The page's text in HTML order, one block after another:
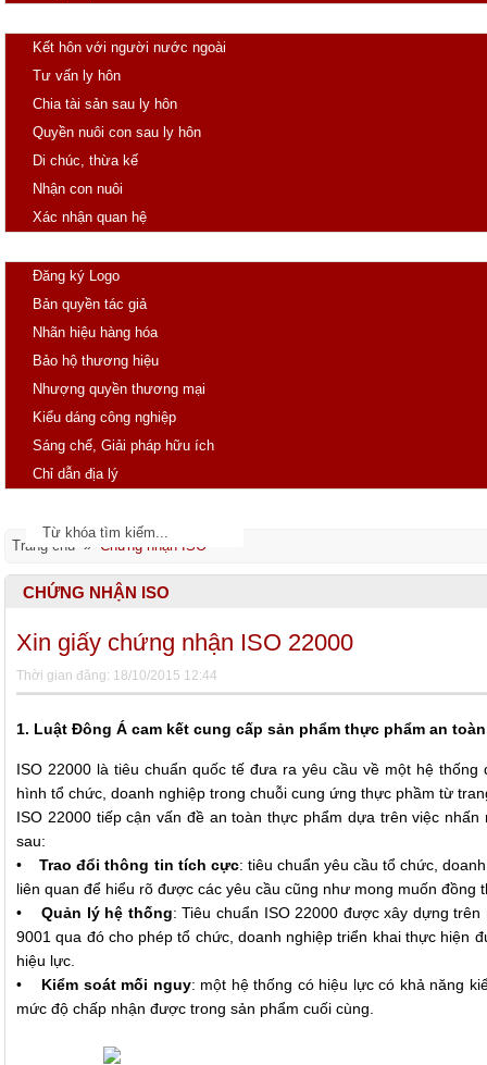
Kết hôn với người nước ngoài
Tư vấn ly hôn
Chia tài sản sau ly hôn
Quyền nuôi con sau ly hôn
Di chúc, thừa kế
Nhận con nuôi
Xác nhận quan hệ
Đăng ký Logo
Bản quyền tác giả
Nhãn hiệu hàng hóa
Bảo hộ thương hiệu
Nhượng quyền thương mại
Kiểu dáng công nghiệp
Sáng chế, Giải pháp hữu ích
Chỉ dẫn địa lý
Trang chủ » Chứng nhận ISO
CHỨNG NHẬN ISO
Xin giấy chứng nhận ISO 22000
Thời gian đăng: 18/10/2015 12:44
1. Luật Đông Á cam kết cung cấp sản phẩm thực phẩm an
ISO 22000 là tiêu chuẩn quốc tế đưa ra yêu cầu về một hệ
hình tổ chức, doanh nghiệp trong chuỗi cung ứng thực phầm từ
ISO 22000 tiếp cận vấn đề an toàn thực phẩm dựa trên việc
sau:
•Trao đổi thông tin tích cực: tiêu chuẩn yêu cầu tổ chức,
liên quan để hiểu rõ được các yêu cầu cũng như mong muốn đồng
•Quản lý hệ thống: Tiêu chuẩn ISO 22000 được xây dựng
9001 qua đó cho phép tổ chức, doanh nghiệp triển khai thực hiện
hiệu lực.
•
Kiểm soát mối nguy: một hệ thống có hiệu lực có khả năng
mức độ chấp nhận được trong sản phẩm cuối cùng.